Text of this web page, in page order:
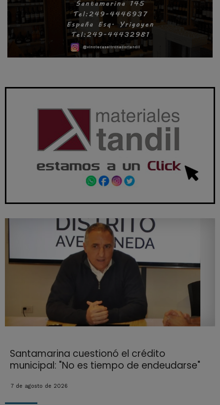
Santamarina cuestionó el crédito
municipal: "No es tiempo de endeudarse"
7 de agosto de 2026